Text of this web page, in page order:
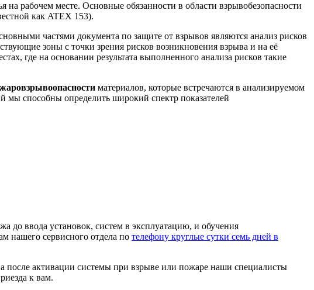
на рабочем месте. Основные обязанности в области взрывобезопасности
как ATEX 153).
частями документа по защите от взрывов являются анализ рисков
зоны с точки зрения рисков возникновения взрыва и на её
где на основании результата выполненного анализа рисков такие
материалов, которые встречаются в анализируемом
мы способны определить широкий спектр показателей
до ввода установок, систем в эксплуатацию, и обучения
нашего сервисного отдела по телефону круглые сутки семь дней в
после активации системы при взрыве или пожаре наши специалисты
к вам.